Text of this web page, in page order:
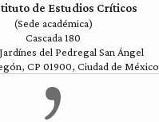
de Estudios Críticos
(Sede académica)
Cascada 180
del Pedregal San Ángel
CP 01900, Ciudad de México